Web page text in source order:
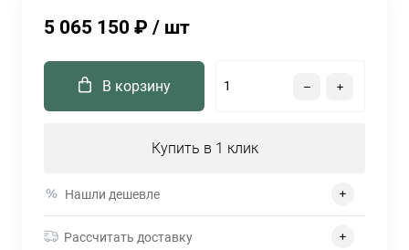
5 065 150 ₽ / шт
В корзину
Купить в 1 клик
Нашли дешевле
Рассчитать доставку